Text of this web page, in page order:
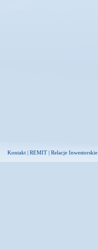
Kontakt | REMIT | Relacje Inwestorskie